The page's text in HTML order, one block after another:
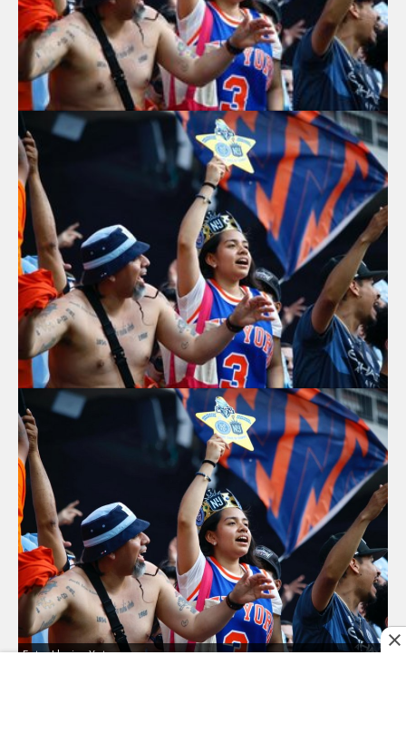
Foto: Llezica Xot